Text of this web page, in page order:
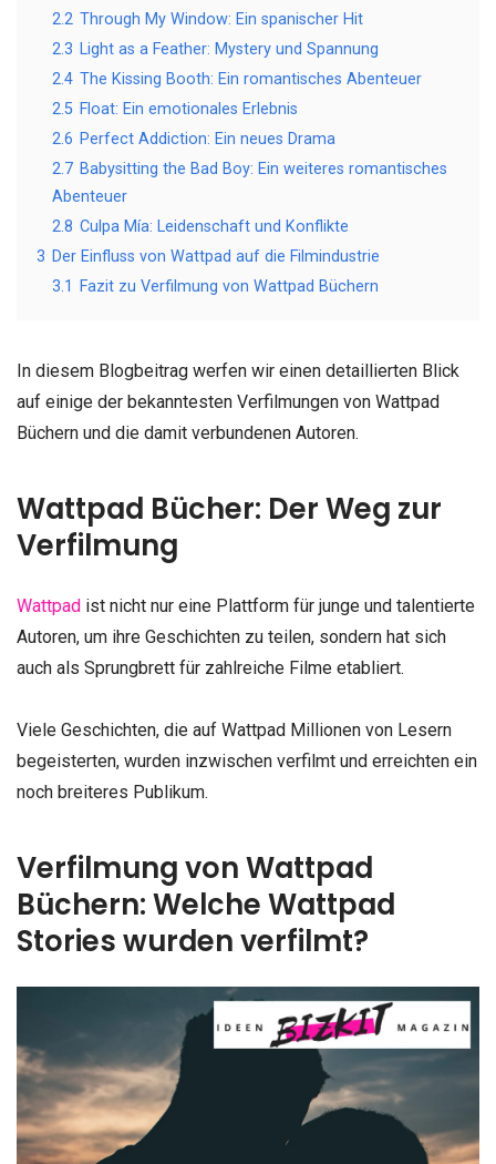
2.2 Through My Window: Ein spanischer Hit
2.3 Light as a Feather: Mystery und Spannung
2.4 The Kissing Booth: Ein romantisches Abenteuer
2.5 Float: Ein emotionales Erlebnis
2.6 Perfect Addiction: Ein neues Drama
2.7 Babysitting the Bad Boy: Ein weiteres romantisches
Abenteuer
2.8 Culpa Mía: Leidenschaft und Konflikte
3 Der Einfluss von Wattpad auf die Filmindustrie
3.1
Fazit zu Verfilmung von Wattpad Büchern
In diesem Blogbeitrag werfen wir einen detaillierten Blick
auf einige der bekanntesten Verfilmungen von Wattpad
Büchern und die damit verbundenen Autoren.
Wattpad Bücher: Der Weg zur
Verfilmung
Wattpad ist nicht nur eine Plattform für junge und talentierte
Autoren, um ihre Geschichten zu teilen, sondern hat sich
auch als Sprungbrett für zahlreiche Filme etabliert.
Viele Geschichten, die auf Wattpad Millionen von Lesern
begeisterten, wurden inzwischen verfilmt und erreichten ein
noch breiteres Publikum.
Verfilmung von Wattpad
Büchern:Welche Wattpad
Stories wurden verfilmt?